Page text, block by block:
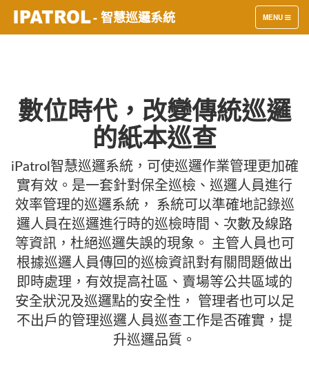
TOGGLE
NAVIGATION
MENU
- 智慧巡邏系統
數位時代，改變傳統巡邏
的紙本巡查
iPatrol智慧巡邏系統，可使巡邏作業管理更加確
實有效。是一套針對保全巡檢、巡邏人員進行
效率管理的巡邏系統， 系統可以準確地記錄巡
邏人員在巡邏進行時的巡檢時間、次數及線路
等資訊，杜絕巡邏失誤的現象。 主管人員也可
根據巡邏人員傳回的巡檢資訊對有關問題做出
即時處理，有效提高社區、賣場等公共區域的
安全狀況及巡邏點的安全性， 管理者也可以足
不出戶的管理巡邏人員巡查工作是否確實，提
升巡邏品質。